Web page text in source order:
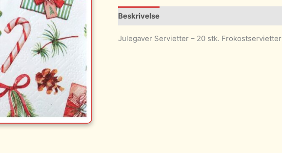
Beskrivelse
Julegaver Servietter – 20 stk. Frokostservietter